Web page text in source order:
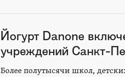
Йогурт Danone
учреждений Санкт-
Более полутысячи школ,